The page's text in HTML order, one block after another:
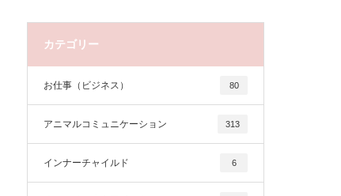
カテゴリー
お仕事（ビジネス） 80
アニマルコミュニケーション 313
インナーチャイルド 6